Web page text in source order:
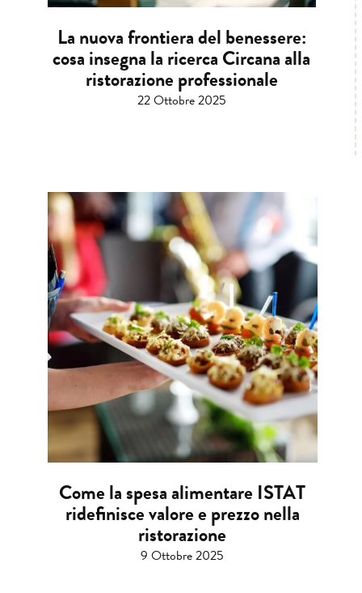
La nuova frontiera del benessere:
cosa insegna la ricerca Circana alla
ristorazione professionale
22 Ottobre 2025
Come la spesa alimentare ISTAT
ridefinisce valore e prezzo nella
ristorazione
9 Ottobre 2025